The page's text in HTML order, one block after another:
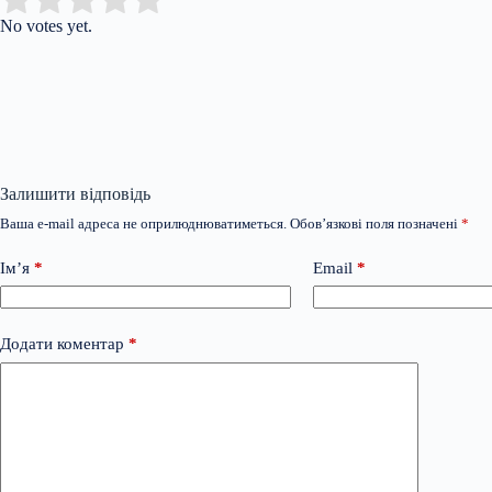
No votes yet.
Залишити відповідь
Ваша e-mail адреса не оприлюднюватиметься. Обов’язкові поля позначені *
Ім’я * Email *
Додати коментар *